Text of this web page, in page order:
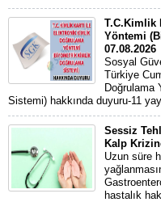
T.C.Kimlik
Yöntemi
07.08.2026
Sosyal
Türkiye
Doğrulama
Sistemi) hakkında duyuru-11
Sessiz
Kalp
Uzun süre
hastalık